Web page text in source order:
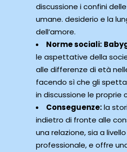
discussione i confini
umane. desiderio e la
dell’amore.
Norme sociali:
le aspettative della
alle differenze di età
facendo sì che gli
in discussione le proprie
Conseguenze:la
indietro di fronte alle
una relazione, sia a
professionale, e offre